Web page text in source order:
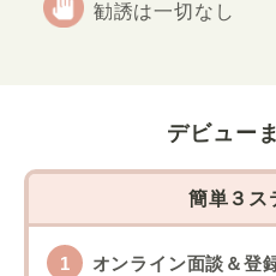
勧誘は一切なし
デビュー
簡単３ス
オンライン面談＆登